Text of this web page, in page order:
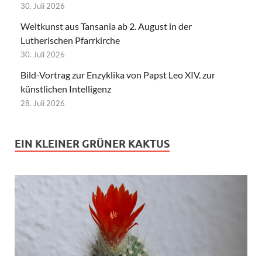
30. Juli 2026
Weltkunst aus Tansania ab 2. August in der
Lutherischen Pfarrkirche
30. Juli 2026
Bild-Vortrag zur Enzyklika von Papst Leo XIV. zur
künstlichen Intelligenz
28. Juli 2026
EIN KLEINER GRÜNER KAKTUS